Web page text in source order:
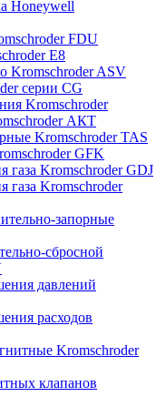
Honeywell
FDU
E8
Kromschroder ASV
серии CG
Kromschroder
АКТ
Kromschroder TAS
GFK
газа Kromschroder GDJ
газа Kromschroder
запорные
сбросной
давлений
расходов
Kromschroder
клапанов